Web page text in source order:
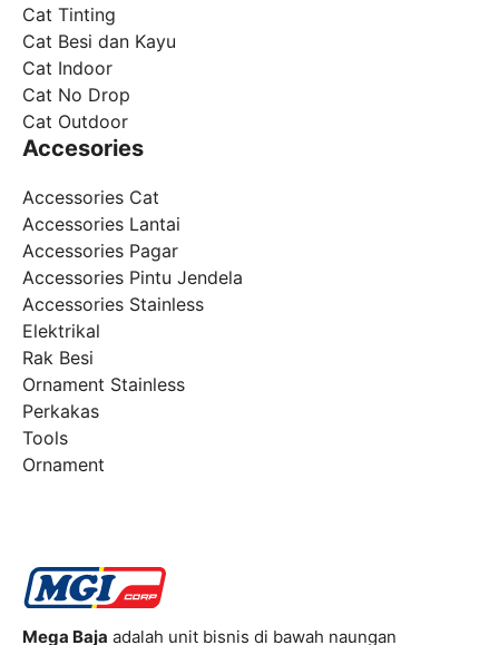
Cat Tinting
Cat Besi dan Kayu
Cat Indoor
Cat No Drop
Cat Outdoor
Accesories
Accessories Cat
Accessories Lantai
Accessories Pagar
Accessories Pintu Jendela
Accessories Stainless
Elektrikal
Rak Besi
Ornament Stainless
Perkakas
Tools
Ornament
Mega Baja adalah unit bisnis di bawah naungan